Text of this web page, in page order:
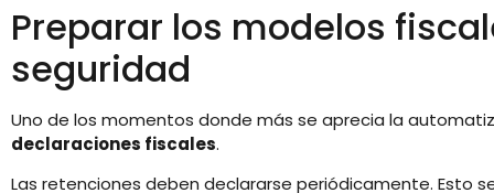
Preparar los modelos
seguridad
Uno de los momentos donde más se aprecia la
declaraciones fiscales.
Las retenciones deben declararse periódicamente. Esto